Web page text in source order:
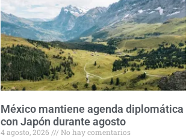
México mantiene agenda diplomática
con Japón durante agosto
4 agosto, 2026 No hay comentarios